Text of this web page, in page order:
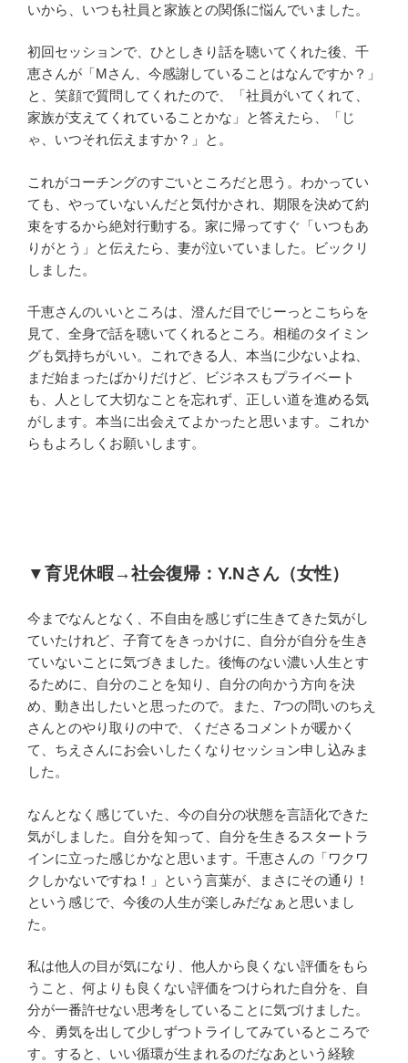
いから、いつも社員と家族との関係に悩んでいました。
初回セッションで、ひとしきり話を聴いてくれた後、千
恵さんが「Mさん、今感謝していることはなんですか？」
と、笑顔で質問してくれたので、「社員がいてくれて、
家族が支えてくれていることかな」と答えたら、「じ
ゃ、いつそれ伝えますか？」と。
これがコーチングのすごいところだと思う。わかってい
ても、やっていないんだと気付かされ、期限を決めて約
束をするから絶対行動する。家に帰ってすぐ「いつもあ
りがとう」と伝えたら、妻が泣いていました。ビックリ
しました。
千恵さんのいいところは、澄んだ目でじーっとこちらを
見て、全身で話を聴いてくれるところ。相槌のタイミン
グも気持ちがいい。これできる人、本当に少ないよね、
まだ始まったばかりだけど、ビジネスもプライベート
も、人として大切なことを忘れず、正しい道を進める気
がします。本当に出会えてよかったと思います。これか
らもよろしくお願いします。
▼育児休暇→社会復帰：Y.Nさん（女性）
今までなんとなく、不自由を感じずに生きてきた気がし
ていたけれど、子育てをきっかけに、自分が自分を生き
ていないことに気づきました。後悔のない濃い人生とす
るために、自分のことを知り、自分の向かう方向を決
め、動き出したいと思ったので。また、7つの問いのちえ
さんとのやり取りの中で、くださるコメントが暖かく
て、ちえさんにお会いしたくなりセッション申し込みま
した。
なんとなく感じていた、今の自分の状態を言語化できた
気がしました。自分を知って、自分を生きるスタートラ
インに立った感じかなと思います。千恵さんの「ワクワ
クしかないですね！」という言葉が、まさにその通り！
という感じで、今後の人生が楽しみだなぁと思いまし
た。
私は他人の目が気になり、他人から良くない評価をもら
うこと、何よりも良くない評価をつけられた自分を、自
分が一番許せない思考をしていることに気づけました。
今、勇気を出して少しずつトライしてみているところで
す。すると、いい循環が生まれるのだなあという経験